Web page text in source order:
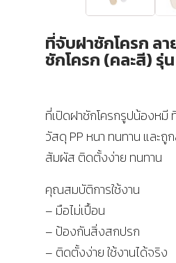
ที่จับฝาชักโครก ล
ชักโครก (คละสี) รุ่
ที่เปิดฝาชักโครกรูปน้องหมี
วัสดุ PP หนา ทนทาน และ
สัมผัส ติดตั้งง่าย ทนทาน
คุณสมบัติการใช้งาน
– มือไม่เปื้อน
– ป้องกันสิ่งสกปรก
– ติดตั้งง่าย ใช้งานได้จริง